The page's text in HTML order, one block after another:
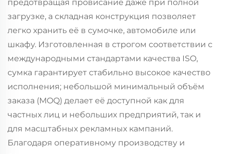
предотвращая провисание даже при полной
загрузке, а складная конструкция позволяет
легко хранить её в сумочке, автомобиле или
шкафу. Изготовленная в строгом соответствии с
международными стандартами качества ISO,
сумка гарантирует стабильно высокое качество
исполнения; небольшой минимальный объём
заказа (MOQ) делает её доступной как для
частных лиц и небольших предприятий, так и
для масштабных рекламных кампаний.
Благодаря оперативному производству и